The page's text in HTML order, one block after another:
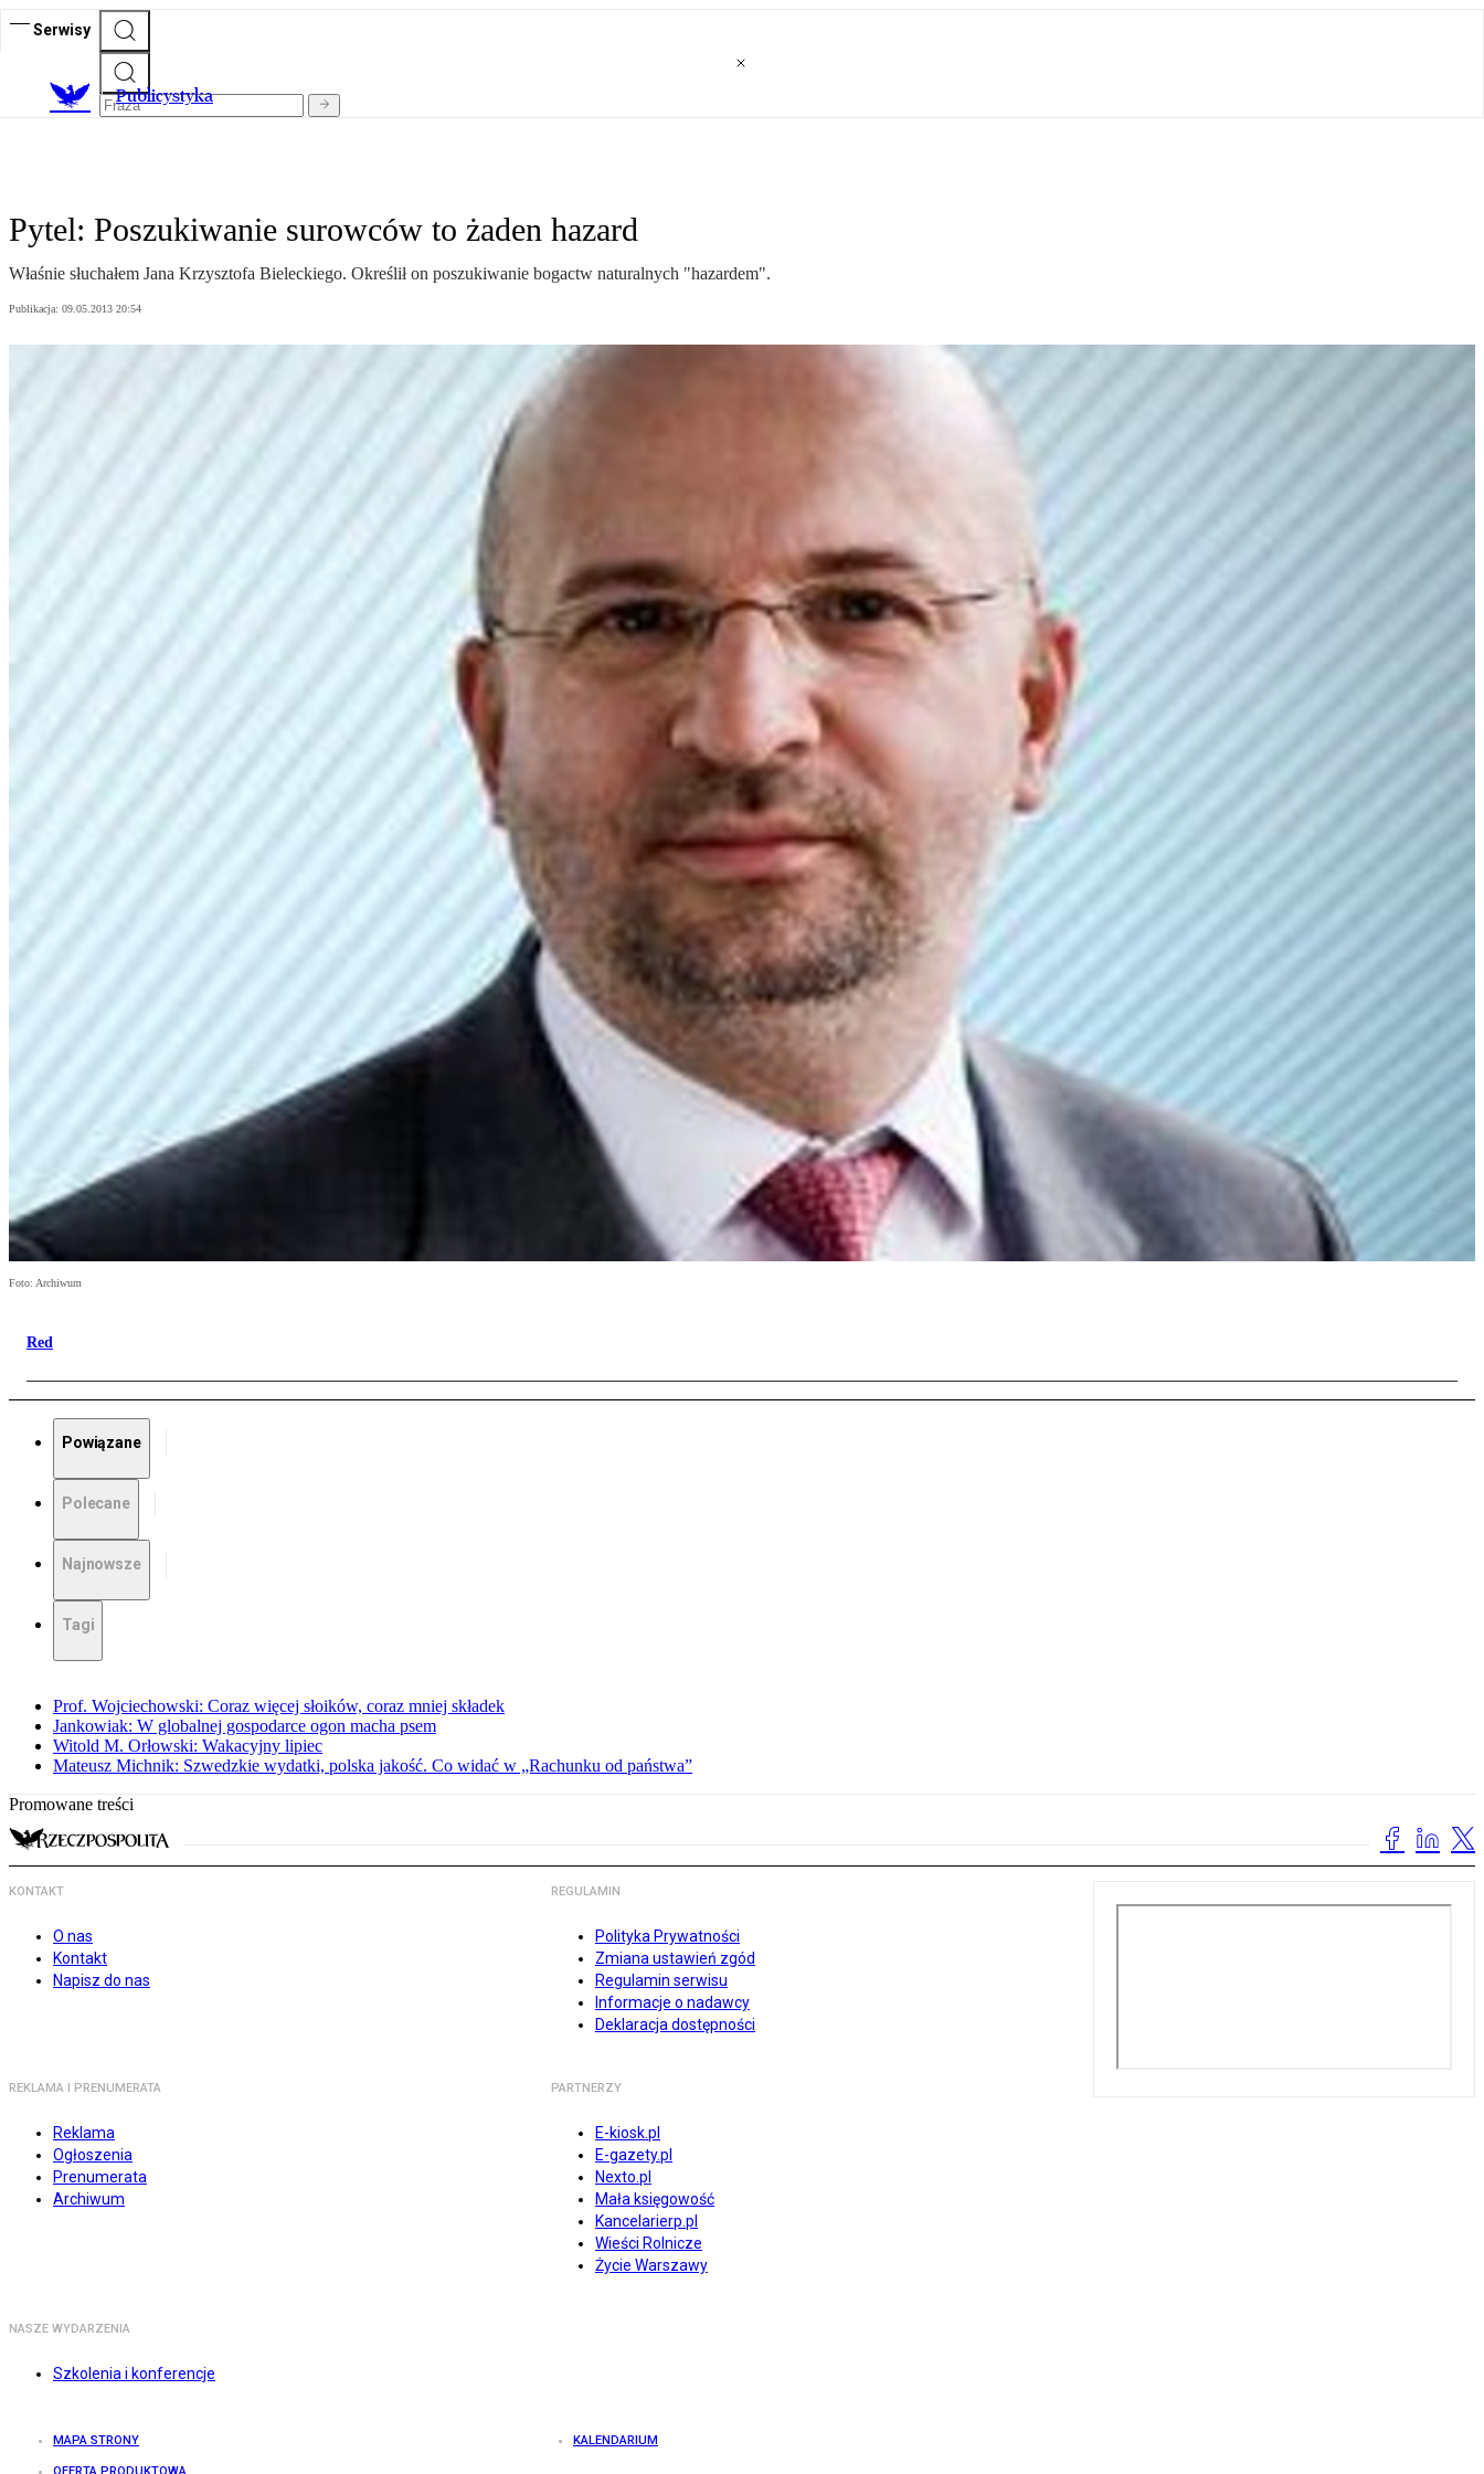
Serwisy
Publicystyka
Pytel: Poszukiwanie surowców to żaden hazard
Właśnie słuchałem Jana Krzysztofa Bieleckiego. Określił on poszukiwanie bogactw naturalnych "hazardem".
Publikacja: 09.05.2013 20:54
Foto: Archiwum
Red
Powiązane
Polecane
Najnowsze
Tagi
Prof. Wojciechowski: Coraz więcej słoików, coraz mniej składek
Jankowiak: W globalnej gospodarce ogon macha psem
Witold M. Orłowski: Wakacyjny lipiec
Mateusz Michnik: Szwedzkie wydatki, polska jakość. Co widać w „Rachunku od państwa”
Promowane treści
KONTAKT
O nas
Kontakt
Napisz do nas
REGULAMIN
Polityka Prywatności
Zmiana ustawień zgód
Regulamin serwisu
Informacje o nadawcy
Deklaracja dostępności
REKLAMA I PRENUMERATA
Reklama
Ogłoszenia
Prenumerata
Archiwum
PARTNERZY
E-kiosk.pl
E-gazety.pl
Nexto.pl
Mała księgowość
Kancelarierp.pl
Wieści Rolnicze
Życie Warszawy
NASZE WYDARZENIA
Szkolenia i konferencje
MAPA STRONY KALENDARIUM